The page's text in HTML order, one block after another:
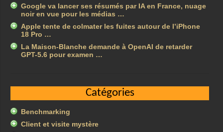
Google va lancer ses résumés par IA en France, nuage
noir en vue pour les médias …
Apple tente de colmater les fuites autour de l’iPhone
18 Pro …
La Maison-Blanche demande à OpenAI de retarder
GPT-5.6 pour examen …
Catégories
Benchmarking
Client et visite mystère